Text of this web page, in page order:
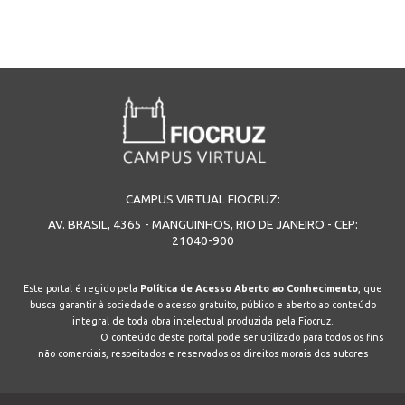
CAMPUS VIRTUAL FIOCRUZ:
AV. BRASIL, 4365 - MANGUINHOS, RIO DE JANEIRO - CEP:
21040-900
Este portal é regido pela Política de Acesso Aberto ao Conhecimento, que
busca garantir à sociedade o acesso gratuito, público e aberto ao conteúdo
integral de toda obra intelectual produzida pela Fiocruz.
O conteúdo deste portal pode ser utilizado para todos os fins
não comerciais, respeitados e reservados os direitos morais dos autores